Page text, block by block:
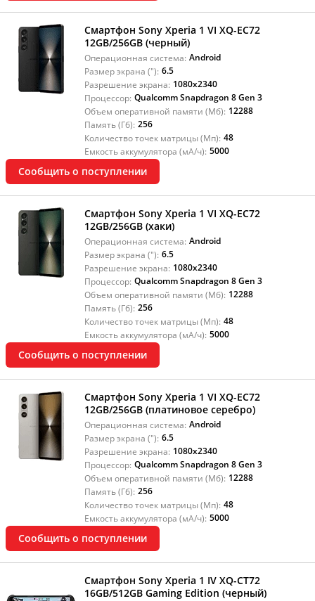
Смартфон Sony Xperia 1 VI XQ-EC72
12GB/256GB (черный)
Операционная система: Android
Размер экрана ("): 6.5
Разрешение экрана: 1080x2340
Процессор: Qualcomm Snapdragon 8 Gen 3
Объем оперативной памяти (Мб): 12288
Память (Гб): 256
Количество точек матрицы (Мп): 48
Емкость аккумулятора (мА/ч): 5000
Сообщить о поступлении
Смартфон Sony Xperia 1 VI XQ-EC72
12GB/256GB (хаки)
Операционная система: Android
Размер экрана ("): 6.5
Разрешение экрана: 1080x2340
Процессор: Qualcomm Snapdragon 8 Gen 3
Объем оперативной памяти (Мб): 12288
Память (Гб): 256
Количество точек матрицы (Мп): 48
Емкость аккумулятора (мА/ч): 5000
Сообщить о поступлении
Смартфон Sony Xperia 1 VI XQ-EC72
12GB/256GB (платиновое серебро)
Операционная система: Android
Размер экрана ("): 6.5
Разрешение экрана: 1080x2340
Процессор: Qualcomm Snapdragon 8 Gen 3
Объем оперативной памяти (Мб): 12288
Память (Гб): 256
Количество точек матрицы (Мп): 48
Емкость аккумулятора (мА/ч): 5000
Сообщить о поступлении
Смартфон Sony Xperia 1 IV XQ-CT72
16GB/512GB Gaming Edition (черный)